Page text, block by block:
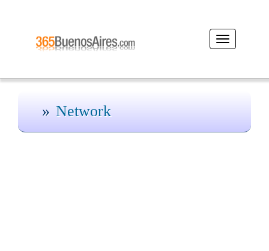
Desplegar
navegación
Network